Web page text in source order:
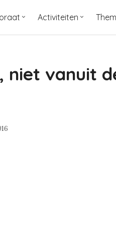
Activiteiten
vanuit